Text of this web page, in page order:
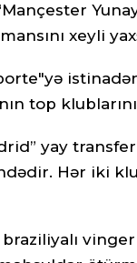
xeyli
top
yay
Hər iki